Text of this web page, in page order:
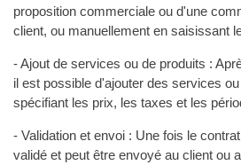
proposition commerciale ou d'une
client, ou manuellement en saisissant
- Ajout de services ou de produits :
il est possible d'ajouter des services
spécifiant les prix, les taxes et les
- Validation et envoi : Une fois le
validé et peut être envoyé au client ou